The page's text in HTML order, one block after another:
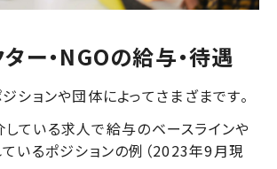
ー・NGOの給与・待遇
ションや団体によってさまざまです。
ている求人で給与のベースラインや
いるポジションの例（2023年9月現